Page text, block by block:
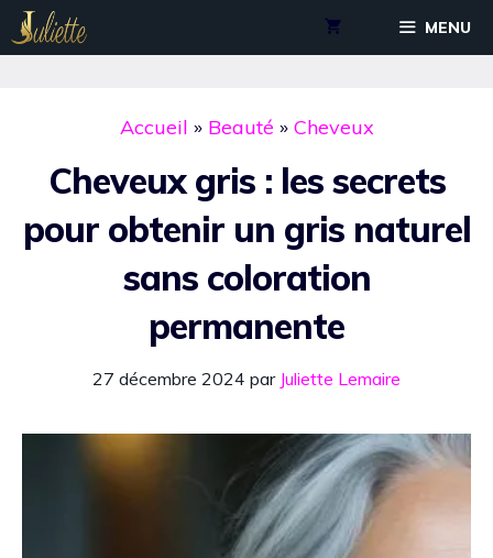
Aller
au
MENU
Accueil » Beauté» Cheveux
Cheveux gris : les secrets
pour obtenir un gris naturel
sans coloration
permanente
27 décembre 2024 par Juliette Lemaire